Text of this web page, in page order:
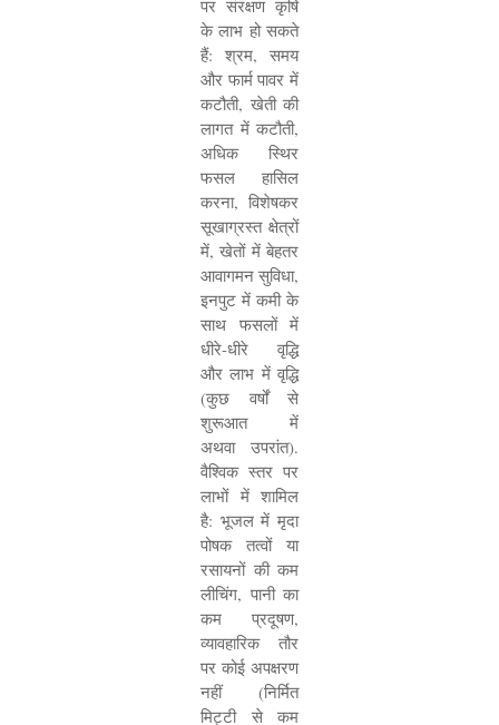
पर संरक्षण कृषि
के लाभ हो सकते
हैं: श्रम, समय
और फार्म पावर में
कटौती, खेती की
लागत में कटौती,
अधिक स्थिर
फसल हासिल
करना, विशेषकर
सूखाग्रस्त क्षेत्रों
में,खेतों में बेहतर
आवागमन सुविधा,
इनपुट में कमी के
साथ फसलों में
धीरे-धीरे वृद्धि
और लाभ में वृद्धि
(कुछ वर्षों से
शुरूआत में
अथवा उपरांत).
वैश्विक स्तर पर
लाभों में शामिल
है: भूजल में मृदा
पोषक तत्वों या
रसायनों की कम
लीचिंग, पानी का
कम प्रदूषण,
व्यावहारिक तौर
पर कोई अपक्षरण
नहीं (निर्मित
मिट्टी से कम